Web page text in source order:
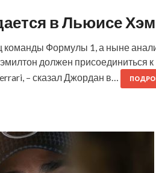
в Льюисе
Формулы 1, а ныне
должен присоединиться к
– сказал Джордан в…